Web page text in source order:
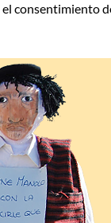
consentimiento